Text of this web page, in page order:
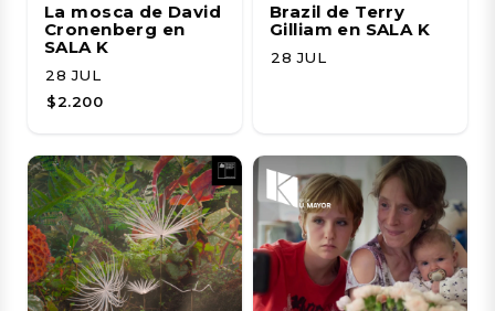
La mosca de David
Cronenberg en
SALA K
28 JUL
$2.200
Brazil de Terry
Gilliam en SALA K
28 JUL